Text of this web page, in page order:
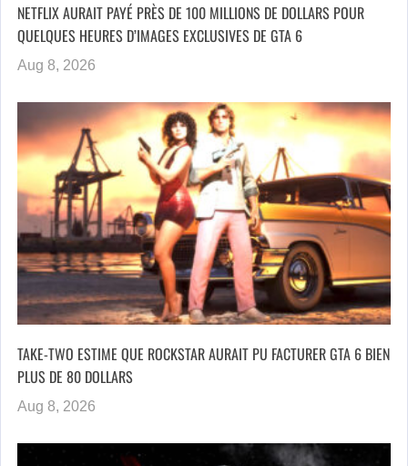
NETFLIX AURAIT PAYÉ PRÈS DE 100 MILLIONS DE DOLLARS POUR
QUELQUES HEURES D’IMAGES EXCLUSIVES DE GTA 6
Aug 8, 2026
TAKE-TWO ESTIME QUE ROCKSTAR AURAIT PU FACTURER GTA 6 BIEN
PLUS DE 80 DOLLARS
Aug 8, 2026